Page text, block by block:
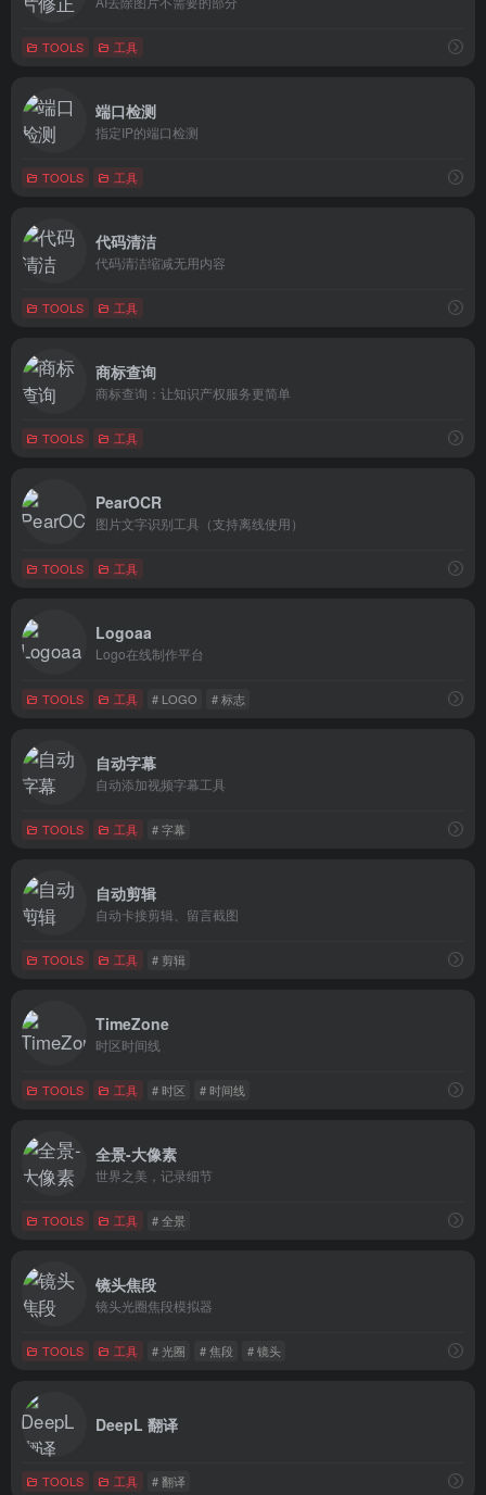
TOOLS 工具
端口检测
指定IP的端口检测
TOOLS 工具
代码清洁
代码清洁缩减无用内容
TOOLS 工具
商标查询
商标查询：让知识产权服务更简单
TOOLS 工具
PearOCR
图片文字识别工具（支持离线使用）
TOOLS 工具
Logoaa
Logo在线制作平台
TOOLS 工具 # LOGO # 标志
自动字幕
自动添加视频字幕工具
TOOLS 工具 # 字幕
自动剪辑
自动卡接剪辑、留言截图
TOOLS 工具 # 剪辑
TimeZone
时区时间线
TOOLS 工具 # 时区 # 时间线
全景-大像素
世界之美，记录细节
TOOLS 工具 # 全景
镜头焦段
镜头光圈焦段模拟器
TOOLS 工具 # 光圈 # 焦段 # 镜头
DeepL 翻译
TOOLS 工具 # 翻译